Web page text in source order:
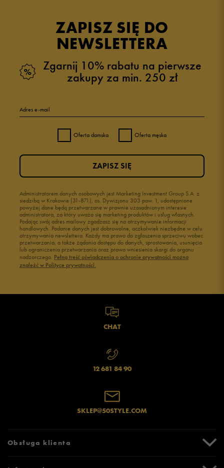
ZAPISZ SIĘ DO
NEWSLETTERA
Zgarnij 10% rabatu na pierwsze
zakupy za min. 250 zł
Adres e-mail
Oferta damska Oferta męska
Administratorem danych osobowych jest Marketing Investment Group S.A. z
siedzibą w Krakowie (31-871), os. Dywizjonu 303 paw. 1, udostępnione
powyżej dane będą przetwarzane w prawnie uzasadnionym interesie
administratora, za który uważa się marketing produktów i usług własnych.
Podając swój adres mailowy zgadzasz się na otrzymywanie informacji
handlowych. Podanie danych jest dobrowolne, aczkolwiek niezbędne w celu
otrzymywania newslettera. Każdy ma prawo do zgłoszenia sprzeciwu wobec
przetwarzania, a także żądania dostępu do danych, sprostowania, usunięcia
lub ograniczenia przetwarzania oraz prawo wniesienia skargi do organu
nadzorczego. Pełną treść oświadczenia o ochronie prywatności można
znaleźć w Polityce prywatności.
ZAPISZ SIĘ
CHAT
12 681 84 90
SKLEP@50STYLE.COM
Obsługa klienta